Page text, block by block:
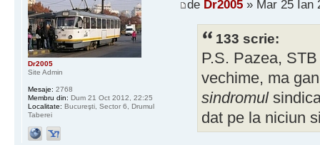
de Dr2005» Mar 25 Ian
133 scrie:
P.S. Pazea,
vechime, ma
sindromul
dat pe la niciun
Dr2005
Site Admin
Mesaje: 2768
Membru din: Dum 21 Oct 2012, 22:25
Localitate: Bucureşti, Sector 6, Drumul
Taberei